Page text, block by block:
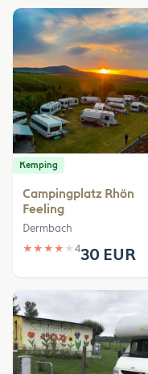
Kemping
Campingplatz Rhön
Feeling
Dermbach
★ ★ ★ ★ ★ 430 EUR